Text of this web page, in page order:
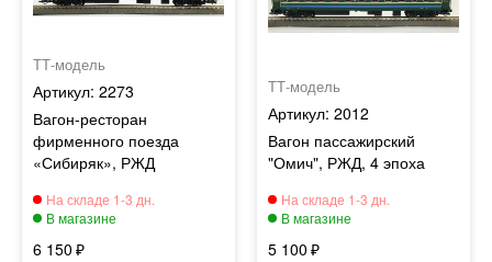
ТТ-модель
2273
Вагон-ресторан
фирменного поезда
«Сибиряк», РЖД
6 150
ТТ-модель
2012
Вагон пассажирский
"Омич", РЖД, 4 эпоха
5 100